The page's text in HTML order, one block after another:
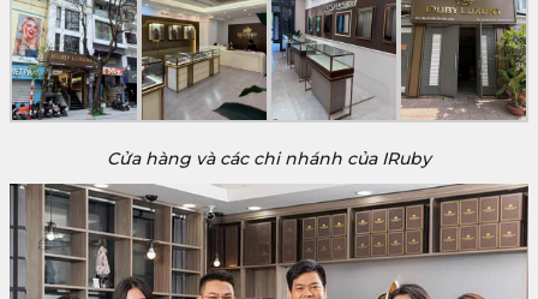
Cửa hàng và các chi nhánh của IRuby